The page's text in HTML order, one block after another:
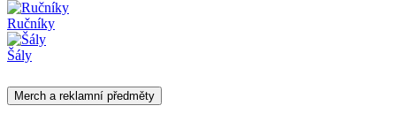
Ručníky
Šály
Merch a reklamní předměty